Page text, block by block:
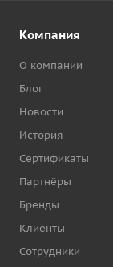
Компания
О компании
Блог
Новости
История
Сертификаты
Партнёры
Бренды
Клиенты
Сотрудники